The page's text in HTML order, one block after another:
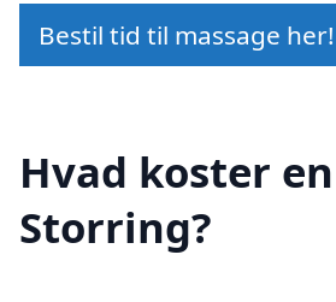
Bestil tid til massage her!
Hvad koster
Storring?